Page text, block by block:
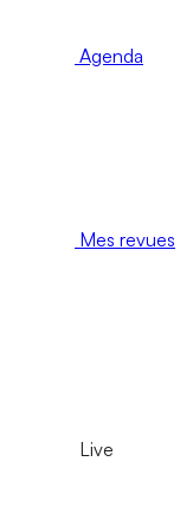
Agenda
Mes revues
Live